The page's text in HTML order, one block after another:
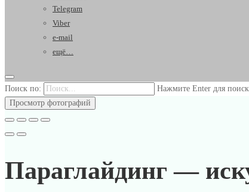
Telegram
Viber
e-mail
ещё…
Поиск по:
Нажмите Enter для
Просмотр фотографий
Параглайдинг —